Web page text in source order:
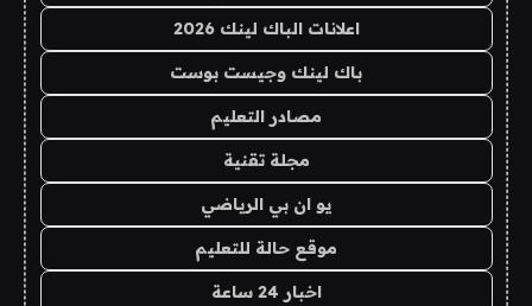
اعلانات الباك لينك 2026
باك لينك وجيست بوست
مصادر التعليم
مجلة تقنية
يو ان بي الرياضي
موقع حالة للتعليم
اخبار 24 ساعة